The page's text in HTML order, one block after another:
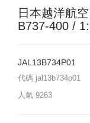
日本越洋航
B737-400 /
JAL13B734P01
代碼 jal13b734p01
人氣 9263